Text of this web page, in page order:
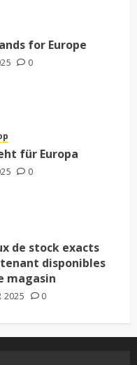
for Europe
0
für Europa
0
de stock exacts
disponibles
magasin
2025 0